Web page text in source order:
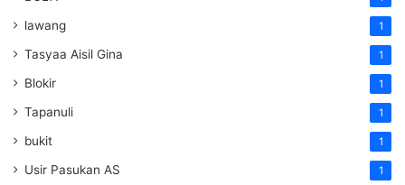
lawang 1
Tasyaa Aisil Gina 1
Blokir 1
Tapanuli 1
bukit 1
Usir Pasukan AS 1